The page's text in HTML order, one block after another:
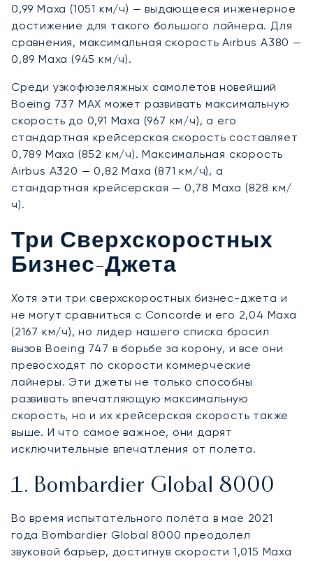
0,99 Маха (1051 км/ч) — выдающееся инженерное
достижение для такого большого лайнера. Для
сравнения, максимальная скорость Airbus A380 —
0,89 Маха (945 км/ч).
Среди узкофюзеляжных самолётов новейший
Boeing 737 MAX может развивать максимальную
скорость до 0,91 Маха (967 км/ч), а его
стандартная крейсерская скорость составляет
0,789 Маха (852 км/ч). Максимальная скорость
Airbus A320 — 0,82 Маха (871 км/ч), а
стандартная крейсерская — 0,78 Маха (828 км/
ч).
Три Сверхскоростных
Бизнес-Джета
Хотя эти три сверхскоростных бизнес-джета и
не могут сравниться с Concorde и его 2,04 Маха
(2167 км/ч), но лидер нашего списка бросил
вызов Boeing 747 в борьбе за корону, и все они
превосходят по скорости коммерческие
лайнеры. Эти джеты не только способны
развивать впечатляющую максимальную
скорость, но и их крейсерская скорость также
выше. И что самое важное, они дарят
исключительные впечатления от полёта.
1. Bombardier Global 8000
Во время испытательного полёта в мае 2021
года Bombardier Global 8000 преодолел
звуковой барьер, достигнув скорости 1,015 Маха